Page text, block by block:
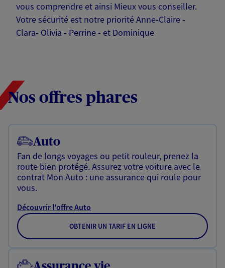
vous comprendre et ainsi Mieux vous conseiller.
Votre sécurité est notre priorité Anne-Claire -
Clara- Olivia - Perrine - et Dominique
Nos offres phares
Auto
Fan de longs voyages ou petit rouleur, prenez la
route bien protégé. Assurez votre voiture avec le
contrat Mon Auto : une assurance qui roule pour
vous.
Découvrir l'offre Auto
OBTENIR UN TARIF EN LIGNE